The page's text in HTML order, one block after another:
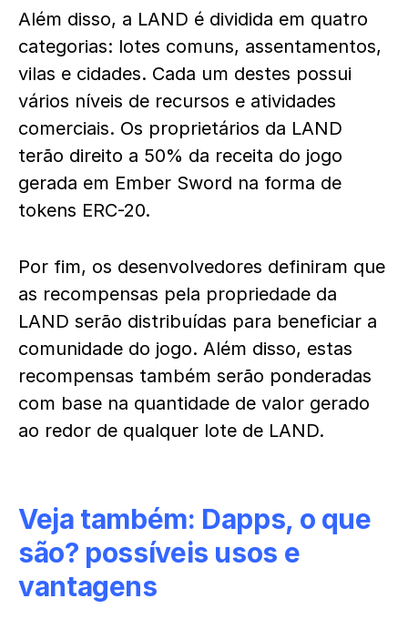
Além disso, a LAND é dividida em quatro
categorias: lotes comuns, assentamentos,
vilas e cidades. Cada um destes possui
vários níveis de recursos e atividades
comerciais. Os proprietários da LAND
terão direito a 50% da receita do jogo
gerada em Ember Sword na forma de
tokens ERC-20.
Por fim, os desenvolvedores definiram que
as recompensas pela propriedade da
LAND serão distribuídas para beneficiar a
comunidade do jogo. Além disso, estas
recompensas também serão ponderadas
com base na quantidade de valor gerado
ao redor de qualquer lote de LAND.
Veja também: Dapps, o que
são? possíveis usos e
vantagens